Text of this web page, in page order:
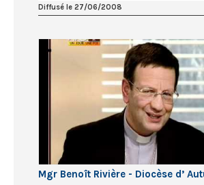
Diffusé le 27/06/2008
Mgr Benoît Rivière - Diocèse d’